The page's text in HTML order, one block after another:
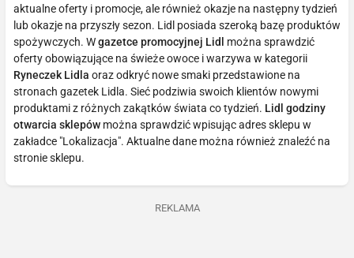
aktualne oferty i promocje, ale również okazje na następny tydzień
lub okazje na przyszły sezon. Lidl posiada szeroką bazę produktów
spożywczych. Wgazetce promocyjnej Lidl
można sprawdzić
oferty obowiązujące na świeże owoce i warzywa w kategorii
Ryneczek Lidla oraz odkryć nowe smaki przedstawione na
stronach gazetek Lidla. Sieć podziwia swoich klientów nowymi
produktami z różnych zakątków świata co tydzień. Lidl godziny
otwarcia sklepów można sprawdzić wpisując adres sklepu w
zakładce "Lokalizacja". Aktualne dane można również znaleźć na
stronie sklepu.
REKLAMA